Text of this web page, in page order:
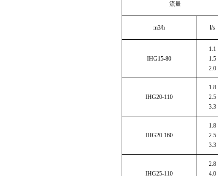
流量
m3/h l/s
IHG15-80
1.1
1.5
2.0
IHG20-110
1.8
2.5
3.3
IHG20-160
1.8
2.5
3.3
IHG25-110
2.8
4.0